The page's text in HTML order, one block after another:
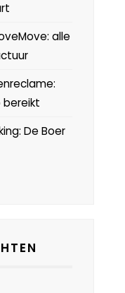
alle
bereikt
De Boer